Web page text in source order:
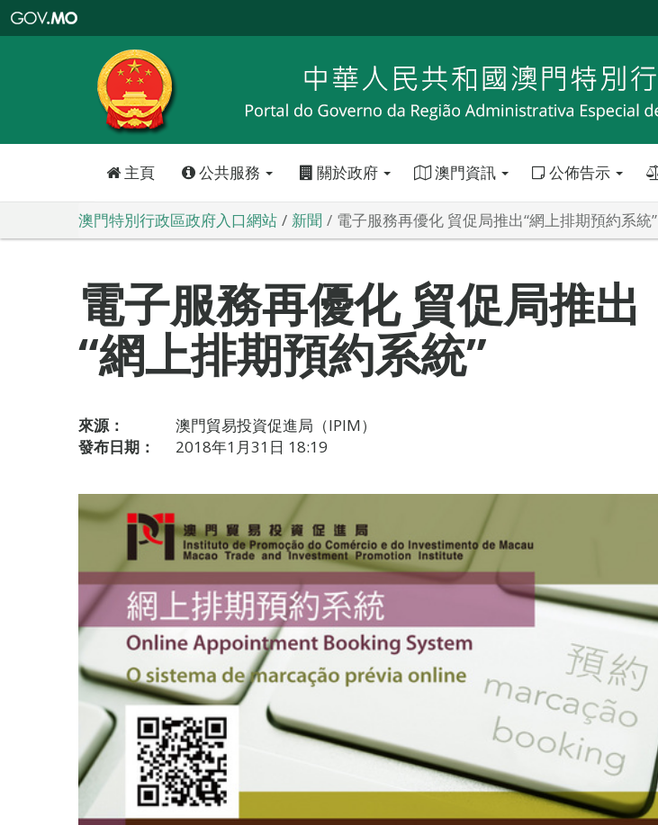
特
政
區
政
口
主頁 公共服務 關於政府 澳門資訊 公佈告示
澳門特別行政區政府入口網站 新聞 電子服務再優化 貿促局推出“網上排期預約系統”
電子服務再優化 貿促局推出
“網上排期預約系統”
來源：
澳門貿易投資促進局（IPIM）
發布日期：
2018年1月31日 18:19